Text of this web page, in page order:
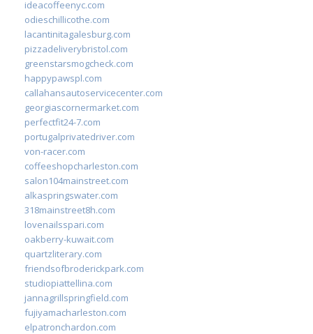
ideacoffeenyc.com
odieschillicothe.com
lacantinitagalesburg.com
pizzadeliverybristol.com
greenstarsmogcheck.com
happypawspl.com
callahansautoservicecenter.com
georgiascornermarket.com
perfectfit24-7.com
portugalprivatedriver.com
von-racer.com
coffeeshopcharleston.com
salon104mainstreet.com
alkaspringswater.com
318mainstreet8h.com
lovenailsspari.com
oakberry-kuwait.com
quartzliterary.com
friendsofbroderickpark.com
studiopiattellina.com
jannagrillspringfield.com
fujiyamacharleston.com
elpatronchardon.com